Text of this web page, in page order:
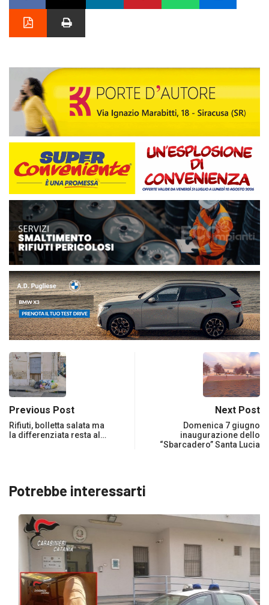
Previous Post
Rifiuti, bolletta salata ma
la differenziata resta al…
Next Post
Domenica 7 giugno
inaugurazione dello
“Sbarcadero” Santa Lucia
Potrebbe interessarti